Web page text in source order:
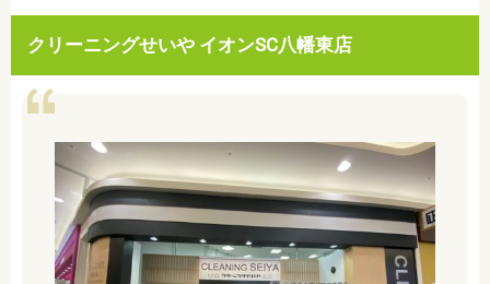
クリーニングせいや イオンSC八幡東店